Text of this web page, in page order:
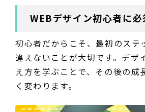
WEBデザイン初心者に
初心者だからこそ、最初のステ
違えないことが大切です。デザ
え方を学ぶことで、その後の成
く変わります。